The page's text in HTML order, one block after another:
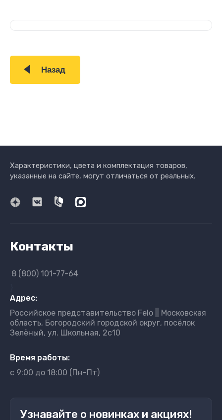
Назад
Характеристики, цвета и комплектация товаров,
указанные на сайте, могут отличаться от реальных.
Контакты
8 (800) 101-77-64
Адрес:
Российское представительство Felo || Московская
область, Богородский городской округ, посёлок
Зелёный, ул. Школьная, 2с10
Время работы:
с 9:00 до 18:00 (Пн-Пт)
Узнавайте о новинках и акциях!